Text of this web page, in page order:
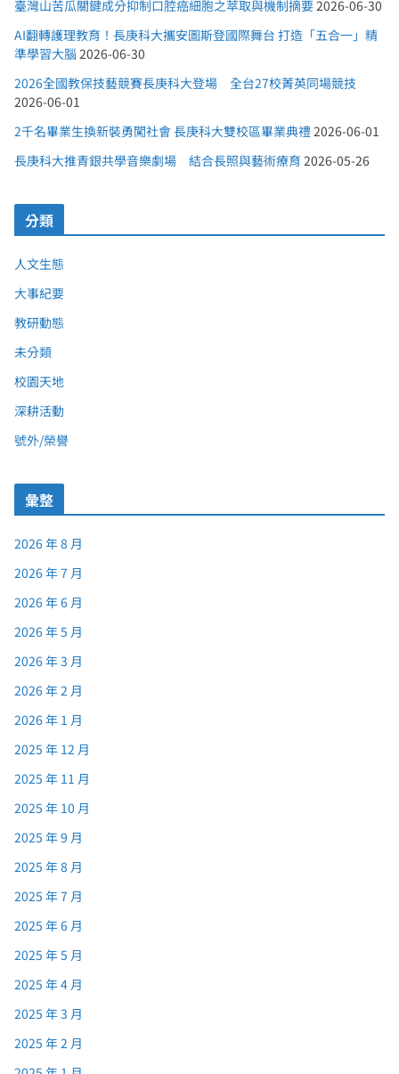
臺灣山苦瓜關鍵成分抑制口腔癌細胞之萃取與機制摘要2026-06-30
AI翻轉護理教育！長庚科大攜安圖斯登國際舞台 打造「五合一」精
準學習大腦 2026-06-30
2026全國教保技藝競賽長庚科大登場 全台27校菁英同場競技
2026-06-01
2千名畢業生換新裝勇闖社會 長庚科大雙校區畢業典禮2026-06-01
長庚科大推青銀共學音樂劇場 結合長照與藝術療育 2026-05-26
分類
人文生態
大事紀要
教研動態
未分類
校園天地
深耕活動
號外/榮譽
彙整
2026 年 8 月
2026 年 7 月
2026 年 6 月
2026 年 5 月
2026 年 3 月
2026 年 2 月
2026 年 1 月
2025 年 12 月
2025 年 11 月
2025 年 10 月
2025 年 9 月
2025 年 8 月
2025 年 7 月
2025 年 6 月
2025 年 5 月
2025 年 4 月
2025 年 3 月
2025 年 2 月